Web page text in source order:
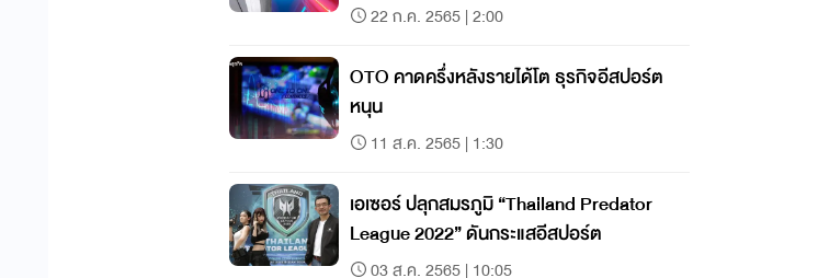
22 ก.ค. 2565 | 2:00
OTO คาดครึ่งหลังรายได้โต ธุรกิจอีสปอร์ต
หนุน
11 ส.ค. 2565 | 1:30
เอเซอร์ ปลุกสมรภูมิ “Thailand Predator
League 2022” ดันกระแสอีสปอร์ต
03 ส.ค. 2565 | 10:05